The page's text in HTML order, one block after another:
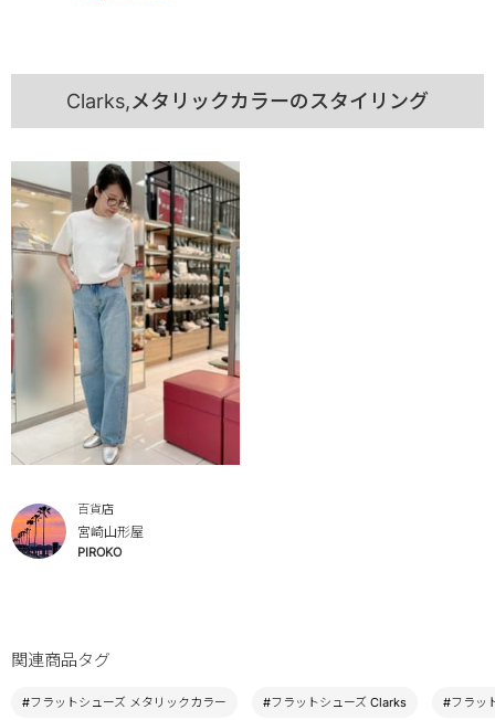
Clarks,メタリックカラーのスタイリング
百貨店
宮崎山形屋
PIROKO
関連商品タグ
#フラットシューズ メタリックカラー #フラットシューズ Clarks #フラッ